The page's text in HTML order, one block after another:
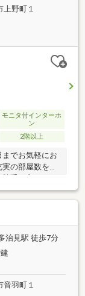
野町１
モニタ付インターホ
ン
2階以上
でお気軽にお
の部屋数を備
手の良いシス
ートロック設
有面積が25坪
らすことがで
暮らしをする
。こだわりや
問い合わせく
治見駅 徒歩7分
羽町１